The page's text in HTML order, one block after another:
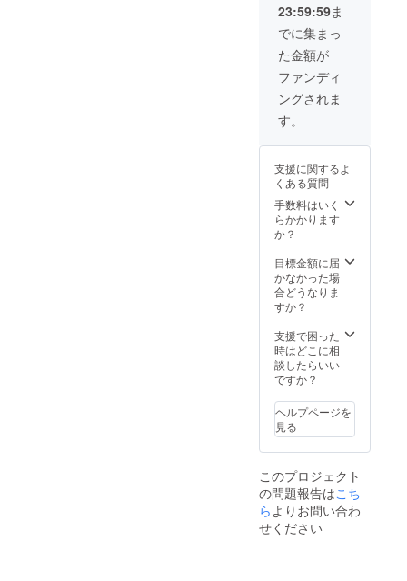
23:59:59ま
でに集まっ
た金額が
ファンディ
ングされま
す。
支援に関するよ
くある質問
手数料はいく
らかかります
か？
目標金額に届
かなかった場
合どうなりま
すか？
支援で困った
時はどこに相
談したらいい
ですか？
ヘルプページを
見る
このプロジェクト
の問題報告はこち
ら よりお問い合わ
せください